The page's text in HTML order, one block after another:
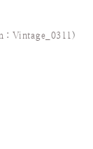
Vintage_0311 )